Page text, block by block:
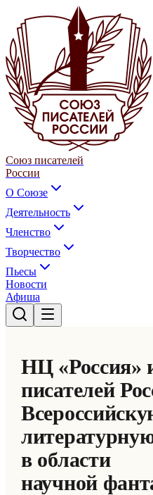
Союз писателей
России
О Союзе
Деятельность
Членство
Творчество
Пьесы
Новости
Афиша
НЦ «Россия»
писателей
в области
научной